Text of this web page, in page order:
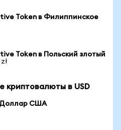
Token в Филиппинское
Token в Польский злотый
криптовалюты в USD
Доллар США